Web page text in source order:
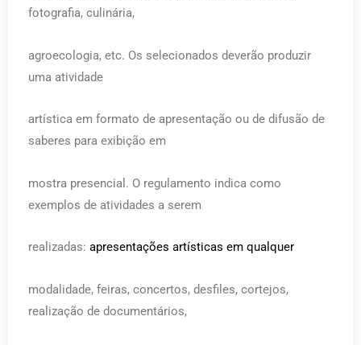
fotografia, culinária,
agroecologia, etc. Os selecionados deverão produzir
uma atividade
artística em formato de apresentação ou de difusão de
saberes para exibição em
mostra presencial. O regulamento indica como
exemplos de atividades a serem
realizadas: apresentações artísticas em qualquer
modalidade, feiras, concertos, desfiles, cortejos,
realização de documentários,